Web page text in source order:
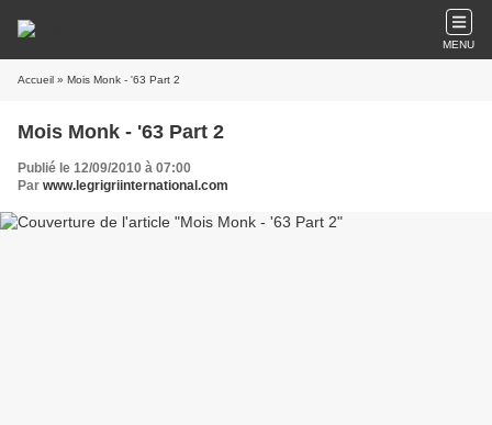
MENU
Accueil » Mois Monk - '63 Part 2
Mois Monk - '63 Part 2
Publié le 12/09/2010 à 07:00
Par www.legrigriinternational.com